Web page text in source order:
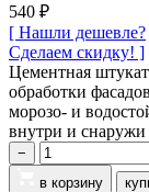
540 ₽
[ Нашли дешевле?
Сделаем скидку! ]
Цементная
обработки
морозо- и
внутри и снаружи
−
в корзину